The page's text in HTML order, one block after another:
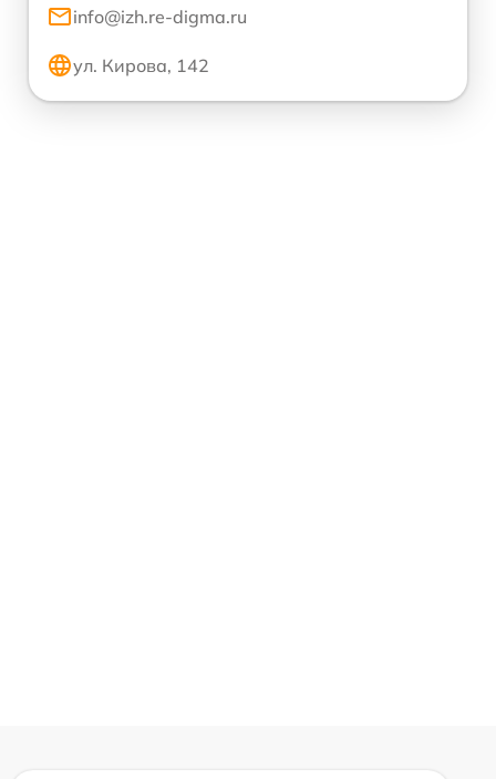
info@izh.re-digma.ru
ул. Кирова, 142